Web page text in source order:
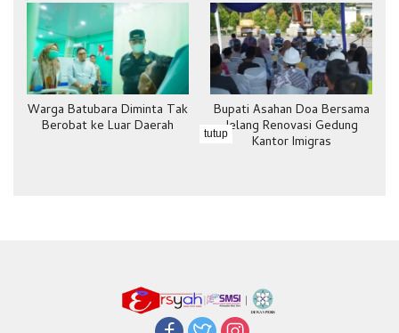
Warga Batubara Diminta Tak
Berobat ke Luar Daerah
Bupati Asahan Doa Bersama
Jelang Renovasi Gedung
Kantor Imigras
tutup